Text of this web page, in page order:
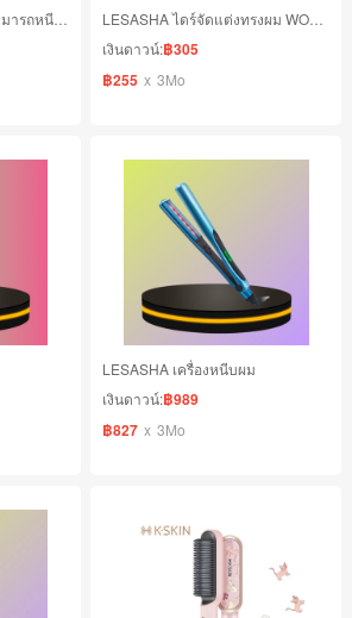
Simplus เครื่องหนีบผม สามารถหนีบตรงและม้วนได้ในเครื่องเดียว
เงินดาวน์:฿305
฿255 x 3Mo
LESASHA เครื่องหนีบผม
เงินดาวน์:฿989
฿827 x 3Mo